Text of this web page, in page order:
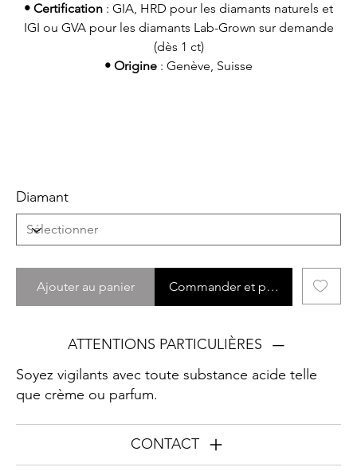
• Certification : GIA, HRD pour les diamants naturels et
IGI ou GVA pour les diamants Lab-Grown sur demande
(dès 1 ct)
• Origine : Genève, Suisse
Diamant
Ajouter au panier Commander et payer
ATTENTIONS PARTICULIÈRES
Soyez vigilants avec toute substance acide telle
que crème ou parfum.
CONTACT